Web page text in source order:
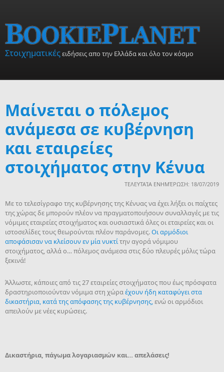
Στοιχηματικέςειδήσεις απο την Ελλάδα και όλο τον κόσμο
Μαίνεται ο πόλεμος
ανάμεσα σε κυβέρνηση
και εταιρείες
στοιχήματος στην Κένυα
ΤΕΛΕΥΤΑΊΑ ΕΝΗΜΈΡΩΣΗ: 18/07/2019
Mε το τελεσίγραφο της κυβέρνησης της Κένυας να έχει λήξει οι παίχτες
της χώρας δε μπορούν πλέον να πραγματοποιήσουν συναλλαγές με τις
νόμιμες εταιρείες στοιχήματος και ουσιαστικά όλες οι εταιρείες και οι
ιστοσελίδες τους θεωρούνται πλέον παράνομες.Οι αρμόδιοι
αποφάσισαν να κλείσουν εν μία νυκτίτην αγορά νόμιμου
στοιχήματος, αλλά ο… πόλεμος ανάμεσα στις δύο πλευρές μόλις τώρα
ξεκινά!
Άλλωστε, κάποιες από τις 27 εταιρείες στοιχήματος που έως πρόσφατα
δραστηριοποιούνταν νόμιμα στη χώραέχουν ήδη καταφύγει στα
δικαστήρια, κατά της απόφασης της κυβέρνησης,ενώ οι αρμόδιοι
απειλούν με νέες κυρώσεις.
Δικαστήρια, πάγωμα λογαριασμών και… απελάσεις!